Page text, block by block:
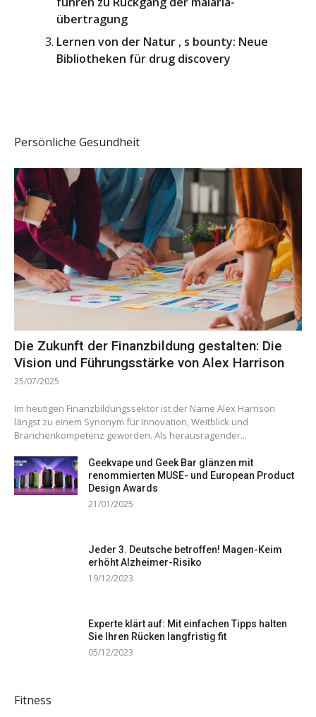
übertragung
Lernen von der Natur ‚ s bounty: Neue
Bibliotheken für drug discovery
Persönliche Gesundheit
Die Zukunft der Finanzbildung gestalten: Die
Vision und Führungsstärke von Alex Harrison
25/07/2025
Im heutigen Finanzbildungssektor ist der Name Alex Harrison
längst zu einem Synonym für Innovation, Weitblick und
Branchenkompetenz geworden. Als herausragender...
Geekvape und Geek Bar glänzen mit
renommierten MUSE- und European Product
Design Awards
21/01/2025
Jeder 3. Deutsche betroffen! Magen-Keim
erhöht Alzheimer-Risiko
19/12/2023
Experte klärt auf: Mit einfachen Tipps halten
Sie Ihren Rücken langfristig fit
05/12/2023
Fitness